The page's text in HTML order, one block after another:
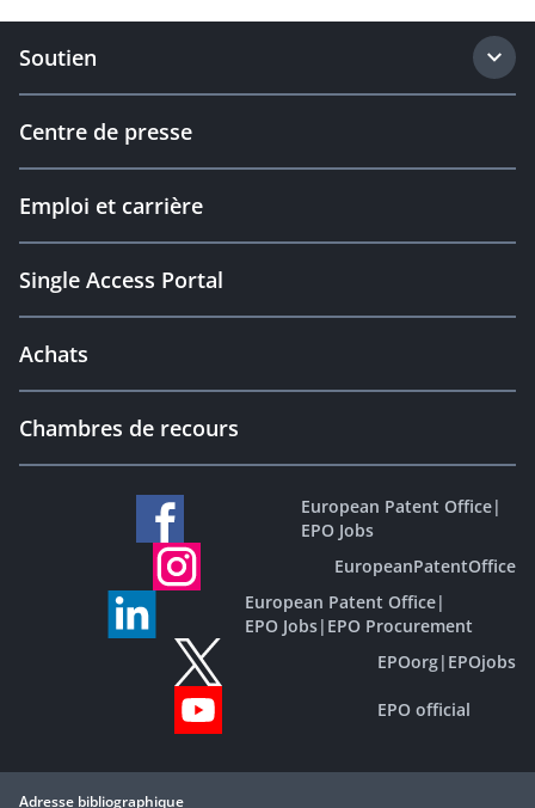
Soutien
Centre de presse
Emploi et carrière
Single Access Portal
Achats
Chambres de recours
European Patent Office|
EPO Jobs
EuropeanPatentOffice
European Patent Office|
EPO Jobs| EPO Procurement
EPOorg| EPOjobs
EPO official
Adresse bibliographique